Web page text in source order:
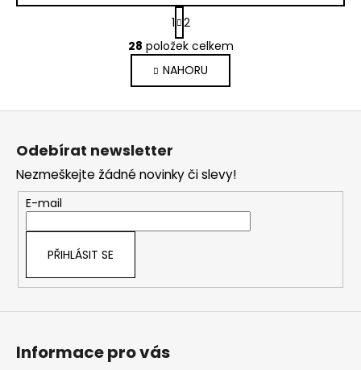
O
v
l
á
d
p
r
v
k
ý
S
t
r
á
n
k
o
í
1 2
28 položek celkem
NAHORU
Odebírat newsletter
Nezmeškejte žádné novinky či slevy!
E-mail
PŘIHLÁSIT SE
Informace pro vás